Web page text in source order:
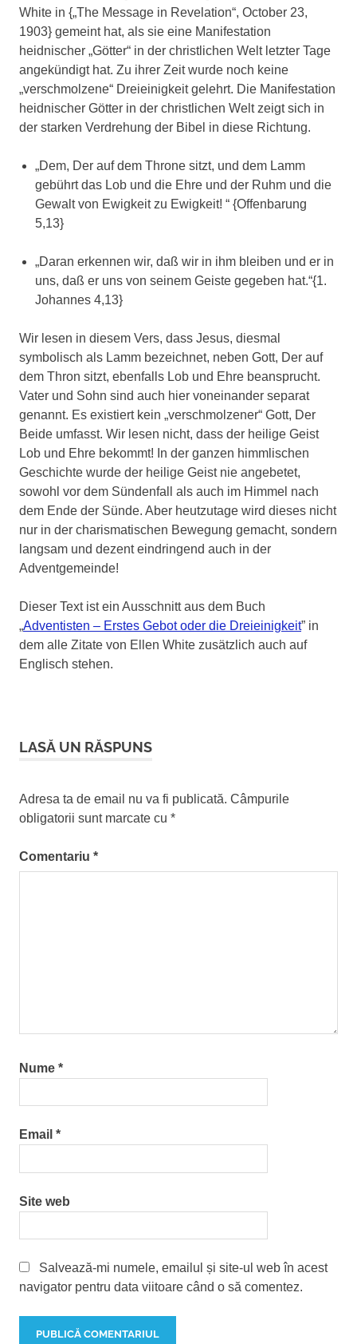
White in {„The Message in Revelation“, October 23,
1903} gemeint hat, als sie eine Manifestation
heidnischer „Götter“ in der christlichen Welt letzter Tage
angekündigt hat. Zu ihrer Zeit wurde noch keine
„verschmolzene“ Dreieinigkeit gelehrt. Die Manifestation
heidnischer Götter in der christlichen Welt zeigt sich in
der starken Verdrehung der Bibel in diese Richtung.
„Dem, Der auf dem Throne sitzt, und dem Lamm
gebührt das Lob und die Ehre und der Ruhm und die
Gewalt von Ewigkeit zu Ewigkeit! “ {Offenbarung
5,13}
„Daran erkennen wir, daß wir in ihm bleiben und er in
uns, daß er uns von seinem Geiste gegeben hat.“{1.
Johannes 4,13}
Wir lesen in diesem Vers, dass Jesus, diesmal
symbolisch als Lamm bezeichnet, neben Gott, Der auf
dem Thron sitzt, ebenfalls Lob und Ehre beansprucht.
Vater und Sohn sind auch hier voneinander separat
genannt. Es existiert kein „verschmolzener“ Gott, Der
Beide umfasst. Wir lesen nicht, dass der heilige Geist
Lob und Ehre bekommt! In der ganzen himmlischen
Geschichte wurde der heilige Geist nie angebetet,
sowohl vor dem Sündenfall als auch im Himmel nach
dem Ende der Sünde. Aber heutzutage wird dieses nicht
nur in der charismatischen Bewegung gemacht, sondern
langsam und dezent eindringend auch in der
Adventgemeinde!
Dieser Text ist ein Ausschnitt aus dem Buch
„Adventisten – Erstes Gebot oder die Dreieinigkeit” in
dem alle Zitate von Ellen White zusätzlich auch auf
Englisch stehen.
LASĂ UN RĂSPUNS
Adresa ta de email nu va fi publicată. Câmpurile
obligatorii sunt marcate cu *
Comentariu *
Nume *
Email *
Site web
Salvează-mi numele, emailul și site-ul web în acest
navigator pentru data viitoare când o să comentez.